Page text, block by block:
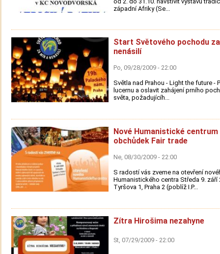
západní Afriky (Se...
Start Světového pochodu
nenásilí
Po, 09/28/2009 - 22:00
Světla nad Prahou - Light the future -
lucernu a oslavit zahájení prního
světa, požadujícíh...
Nové Humanistické centrum
obchůdek Fair trade
Ne, 08/30/2009 - 22:00
S radostí vás zveme na otevření
Humanistického centra Středa 9. září
Tyršova 1, Praha 2 (poblíž I.P...
Zítra Hirošima nezahyne
St, 07/29/2009 - 22:00